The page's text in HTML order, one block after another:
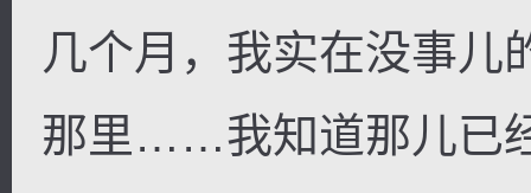
几个月，我实在没事儿
那里……我知道那儿已